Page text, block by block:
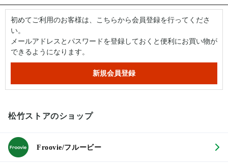
初めてご利用のお客様は、こちらから会員登録を行ってくださ
い。
メールアドレスとパスワードを登録しておくと便利にお買い物が
できるようになります。
松竹ストアのショップ
Froovie/フルービー